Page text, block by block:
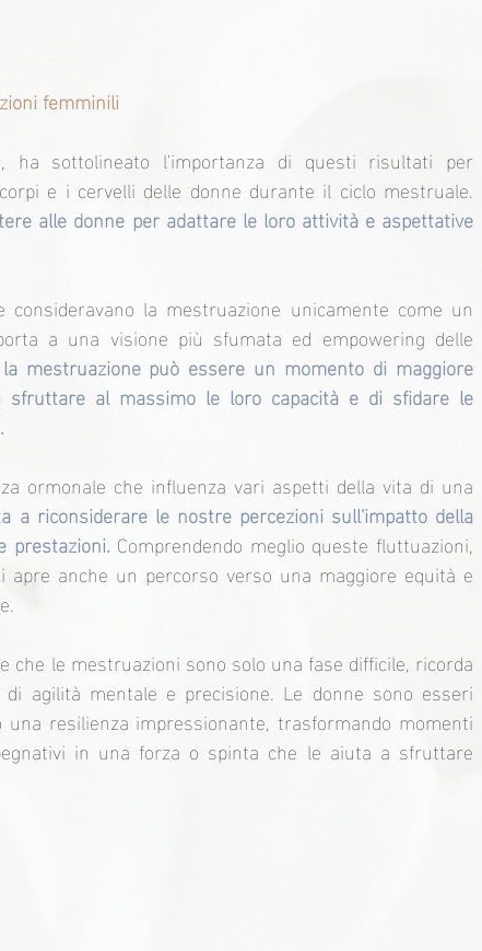
femminili
ha sottolineato l'importanza di questi risultati per
alle donne per adattare le loro attività e aspettative
la mestruazione unicamente come un
a una visione più sfumata ed empowering delle
mestruazione può essere un momento di maggiore
al massimo le loro capacità e di sfidare le
ormonale che influenza vari aspetti della vita di una
a riconsiderare le nostre percezioni sull'impatto della
prestazioni. Comprendendo meglio queste fluttuazioni,
anche un percorso verso una maggiore equità e
che le mestruazioni sono solo una fase difficile, ricorda
agilità mentale e precisione. Le donne sono esseri
resilienza impressionante, trasformando momenti
in una forza o spinta che le aiuta a sfruttare